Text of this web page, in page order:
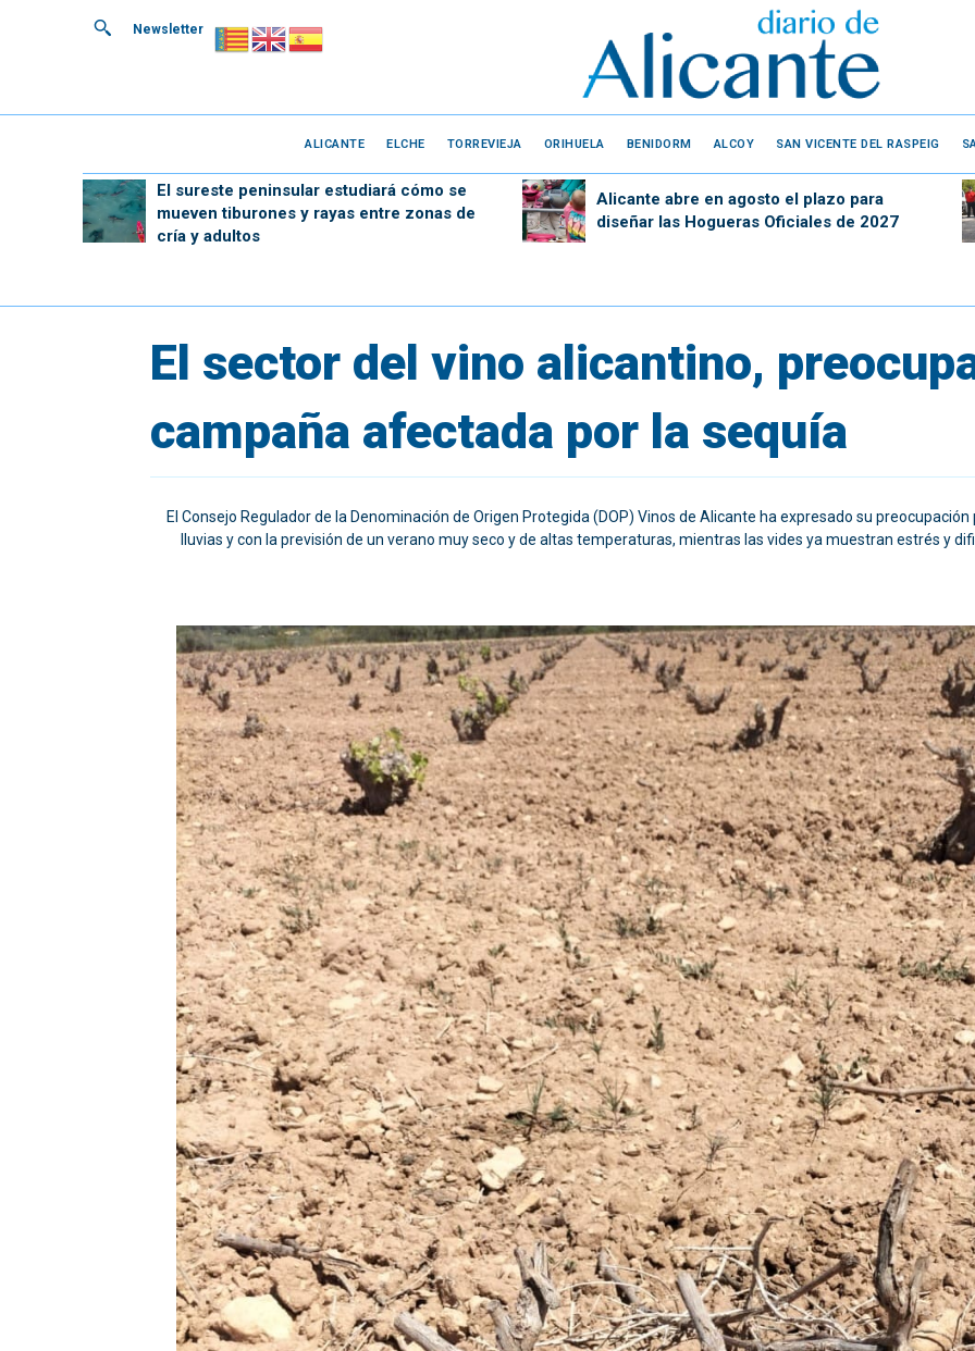
Newsletter
ALICANTE ELCHE TORREVIEJA ORIHUELA BENIDORM ALCOY SAN VICENTE DEL RASPEIG
El sureste peninsular estudiará cómo se
mueven tiburones y rayas entre zonas de
cría y adultos
Alicante abre en agosto el plazo para
diseñar las Hogueras Oficiales de 2027
El sector del vino alicantino,
campaña afectada por la sequía
El Consejo Regulador de la Denominación de Origen Protegida (DOP) Vinos de Alicante ha expresado su
lluvias y con la previsión de un verano muy seco y de altas temperaturas, mientras las vides ya muestran estrés y